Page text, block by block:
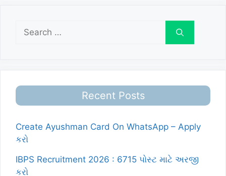
Search
for:
Recent Posts
Create Ayushman Card On WhatsApp – Apply
કરો
IBPS Recruitment 2026 : 6715 પોસ્ટ માટે અરજી
કરો